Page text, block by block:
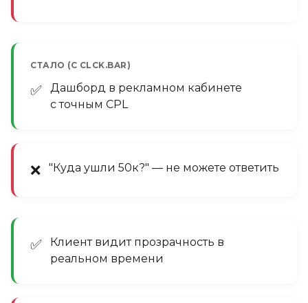
СТАЛО (С CLCK.BAR)
✅
Дашборд в рекламном кабинете
с точным CPL
❌ "Куда ушли 50к?" — не можете ответить
✅
Клиент видит прозрачность в
реальном времени